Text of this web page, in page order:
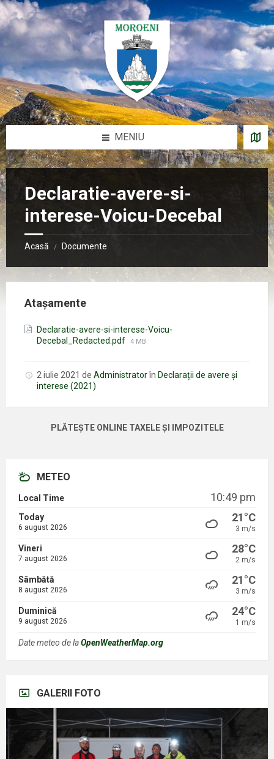
Sari
la
conținut
Salt
la
bara
laterală
stângă
Salt
la
bara
laterală
dreaptă
Salt
la
subsol
MENIU
Declaratie-avere-si-
interese-Voicu-Decebal
Acasă / Documente
Atașamente
Declaratie-avere-si-interese-Voicu-
Decebal_Redacted.pdf Mărimea
4 MB
2 iulie 2021 de Administratorîn Declarații de avere și
interese (2021)
PLĂTEȘTE ONLINE TAXELE ȘI IMPOZITELE
METEO
Local Time 10:49 pm
Today
6 august 2026
21°C
3 m/s
Vineri
7 august 2026
28°C
2 m/s
Sâmbătă
8 august 2026
21°C
3 m/s
Duminică
9 august 2026
24°C
1 m/s
Date meteo de laOpenWeatherMap.org
GALERII FOTO